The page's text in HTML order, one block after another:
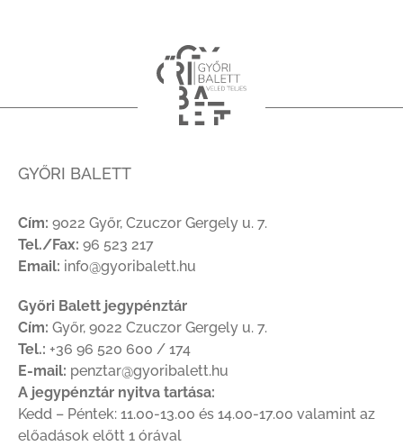
GYŐRI BALETT
Cím: 9022 Győr, Czuczor Gergely u. 7.
Tel./Fax: 96 523 217
Email: info@gyoribalett.hu
Győri Balett jegypénztár
Cím: Győr, 9022 Czuczor Gergely u. 7.
Tel.: +36 96 520 600 / 174
E-mail: penztar@gyoribalett.hu
A jegypénztár nyitva tartása:
Kedd – Péntek: 11.00-13.00 és 14.00-17.00 valamint az
előadások előtt 1 órával